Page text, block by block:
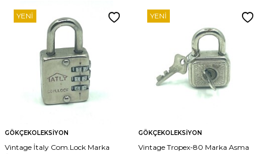
YENI
GÖKÇEKOLEKSIYON
Vintage İtaly Com.Lock Marka
YENI
GÖKÇEKOLEKSIYON
Vintage Tropex-80 Marka Asma